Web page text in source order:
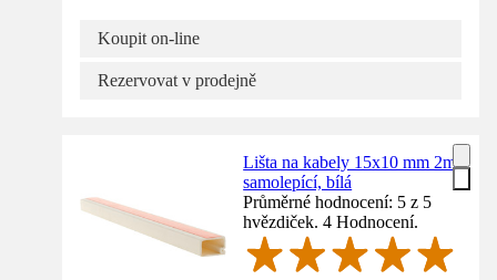
Koupit on-line
Rezervovat v prodejně
Lišta na kabely 15x10 mm 2m
samolepící, bílá
Průměrné hodnocení: 5 z 5
hvězdiček. 4 Hodnocení.